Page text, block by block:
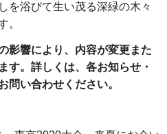
を浴びて生い茂る深緑の木々
。
影響により、内容が変更また
す。詳しくは、各お知らせ・
問い合わせください。